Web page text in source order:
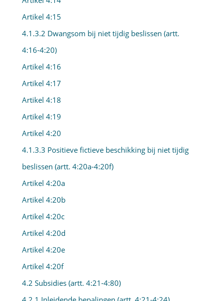
Artikel 4:15
4.1.3.2 Dwangsom bij niet tijdig beslissen (artt.
4:16-4:20)
Artikel 4:16
Artikel 4:17
Artikel 4:18
Artikel 4:19
Artikel 4:20
4.1.3.3 Positieve fictieve beschikking bij niet tijdig
beslissen (artt. 4:20a-4:20f)
Artikel 4:20a
Artikel 4:20b
Artikel 4:20c
Artikel 4:20d
Artikel 4:20e
Artikel 4:20f
4.2 Subsidies (artt. 4:21-4:80)